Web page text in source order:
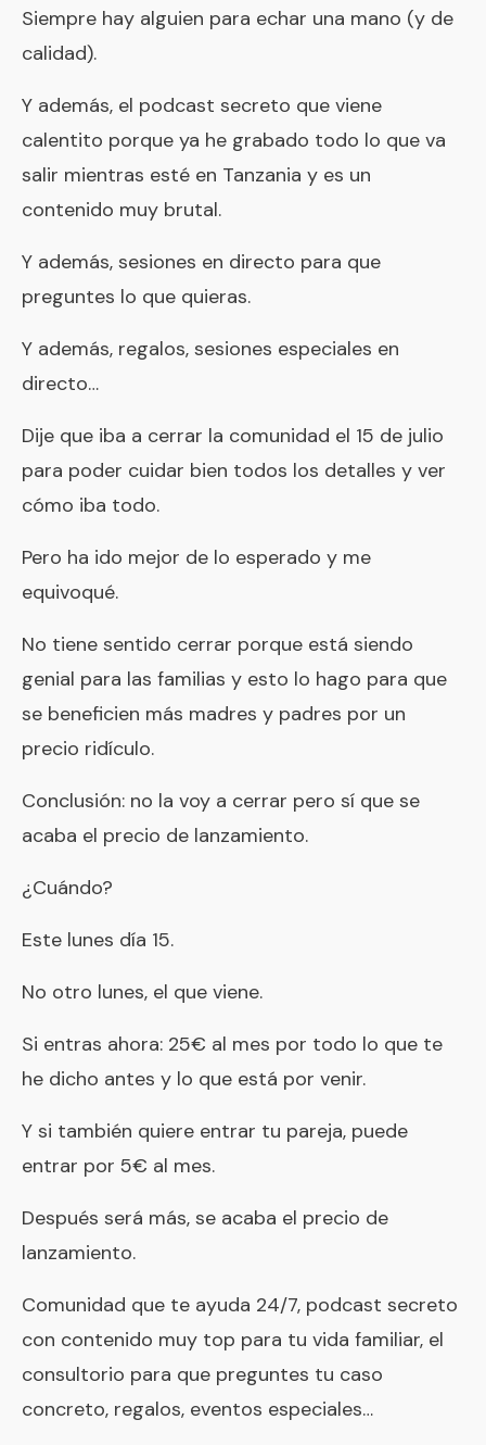
Siempre hay alguien para echar una mano (y de
calidad).
Y además, el podcast secreto que viene
calentito porque ya he grabado todo lo que va
salir mientras esté en Tanzania y es un
contenido muy brutal.
Y además, sesiones en directo para que
preguntes lo que quieras.
Y además, regalos, sesiones especiales en
directo…
Dije que iba a cerrar la comunidad el 15 de julio
para poder cuidar bien todos los detalles y ver
cómo iba todo.
Pero ha ido mejor de lo esperado y me
equivoqué.
No tiene sentido cerrar porque está siendo
genial para las familias y esto lo hago para que
se beneficien más madres y padres por un
precio ridículo.
Conclusión: no la voy a cerrar pero sí que se
acaba el precio de lanzamiento.
¿Cuándo?
Este lunes día 15.
No otro lunes, el que viene.
Si entras ahora: 25€ al mes por todo lo que te
he dicho antes y lo que está por venir.
Y si también quiere entrar tu pareja, puede
entrar por 5€ al mes.
Después será más, se acaba el precio de
lanzamiento.
Comunidad que te ayuda 24/7, podcast secreto
con contenido muy top para tu vida familiar, el
consultorio para que preguntes tu caso
concreto, regalos, eventos especiales…